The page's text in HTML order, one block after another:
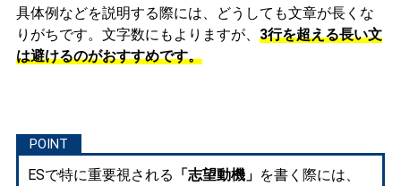
具体例などを説明する際には、どうしても文章が長くな
りがちです。文字数にもよりますが、 3行を超える長い文
は避けるのがおすすめです。
ESで特に重要視される 「志望動機」 を書く際には、